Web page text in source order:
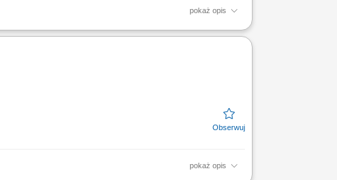
pokaż opis
Wykonywanie drobnych prac
pokaż opis